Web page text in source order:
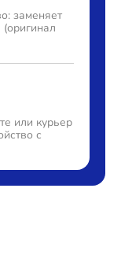
заменяет
(оригинал
или курьер
с